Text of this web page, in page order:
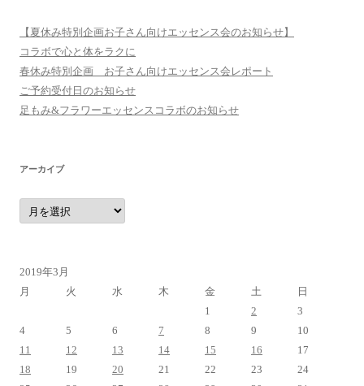
【夏休み特別企画お子さん向けエッセンス会のお知らせ】
コラボで心と体をラクに
春休み特別企画 お子さん向けエッセンス会レポート
ご予約受付日のお知らせ
足もみ&フラワーエッセンスコラボのお知らせ
アーカイブ
ア
ー
カ
2019年3月
月
火 水 木 金 土
日
1
2
3
4
5 6 7 8 9
10
11
12 13 14 15 16
17
18
19 20 21 22 23
24